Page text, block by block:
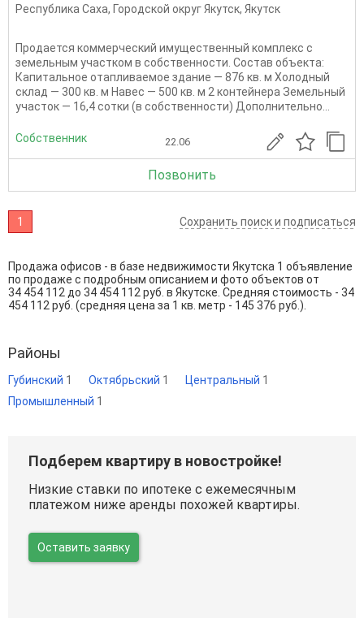
Республика Саха, Городской округ Якутск, Якутск
Продается коммерческий имущественный комплекс с
земельным участком в собственности. Состав объекта:
Капитальное отапливаемое здание — 876 кв. м Холодный
склад — 300 кв. м Навес — 500 кв. м 2 контейнера Земельный
участок — 16,4 сотки (в собственности) Дополнительно...
Собственник 22.06
Позвонить
1 Сохранить поиск и подписаться
Продажа офисов - в базе недвижимости Якутска 1 объявление
по продаже с подробным описанием и фото объектов от
34 454 112 до 34 454 112 руб. в Якутске. Средняя стоимость - 34
454 112 руб. (средняя цена за 1 кв. метр - 145 376 руб.).
Районы
Губинский 1 Октябрьский 1 Центральный 1
Промышленный 1
Подберем квартиру в новостройке!
Низкие ставки по ипотеке с ежемесячным
платежом ниже аренды похожей квартиры.
Оставить заявку